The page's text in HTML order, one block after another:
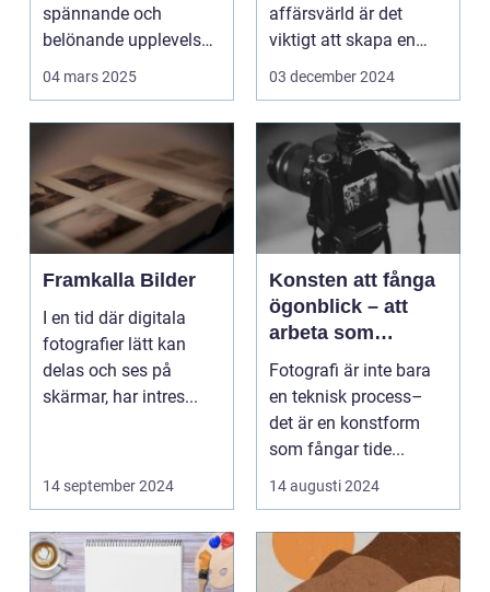
spännande och
belönande upplevelse.
Det handlar...
04 mars 2025
affärsvärld är det
viktigt att skapa en
arbetsmiljö s...
03 december 2024
Framkalla Bilder
I en tid där digitala
fotografier lätt kan
delas och ses på
skärmar, har intres...
14 september 2024
Konsten att fånga
ögonblick – att
arbeta som
fotograf i
Norrköping
Fotografi är inte bara
en teknisk process–
det är en konstform
som fångar tide...
14 augusti 2024